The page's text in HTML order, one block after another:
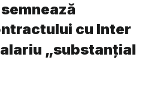
cu Inter
„substanțial